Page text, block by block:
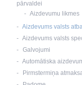
pārvaldei
Aizdevumu likmes
Aizdevums valsts
Aizdevums valsts
Galvojumi
Automātiska
Pirmstermiņa